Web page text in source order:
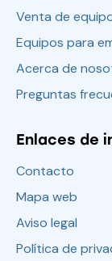
Venta de
Equipos para
Acerca de
Preguntas
Enlaces de
Contacto
Mapa web
Aviso legal
Política de